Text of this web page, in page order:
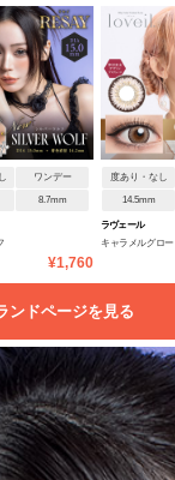
ワンデー
8.7mm
¥1,760
度あり・なし
14.5mm
ラヴェール
キャラメルグロー
ンドページを見る